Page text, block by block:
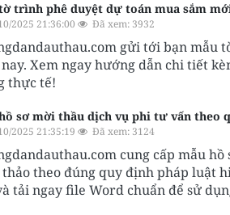
trình phê duyệt dự toán mua sắm
2025 21:36:00 Đã xem: 3932
gửi tới bạn mẫu
Xem ngay hướng dẫn chi tiết
thực tế!
sơ mời thầu dịch vụ phi tư vấn theo
2025 21:35:19 Đã xem: 3124
cung cấp mẫu
thảo theo đúng quy định pháp luật
tải ngay file Word chuẩn để sử